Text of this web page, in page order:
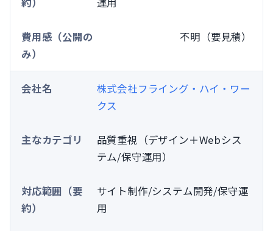
不明（要見積）
株式会社フライング・ハイ・ワー
クス
品質重視（デザイン＋Webシス
テム/保守運用）
サイト制作/システム開発/保守運
用